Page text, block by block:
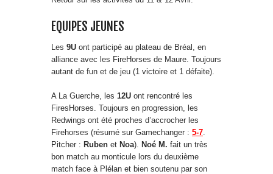
EQUIPES JEUNES
Les 9U ont participé au plateau de Bréal, en
alliance avec les FireHorses de Maure. Toujours
autant de fun et de jeu (1 victoire et 1 défaite).
A La Guerche, les 12U ont rencontré les
FiresHorses. Toujours en progression, les
Redwings ont été proches d’accrocher les
Firehorses (résumé sur Gamechanger : 5-7.
Pitcher : Ruben et Noa). Noé M. fait un très
bon match au monticule lors du deuxième
match face à Plélan et bien soutenu par son